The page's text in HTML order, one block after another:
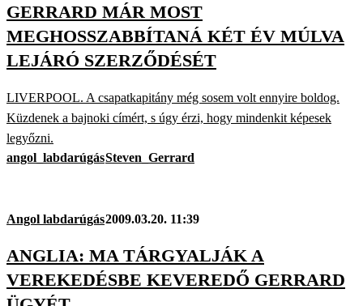
GERRARD MÁR MOST
MEGHOSSZABBÍTANÁ KÉT ÉV MÚLVA
LEJÁRÓ SZERZŐDÉSÉT
LIVERPOOL. A csapatkapitány még sosem volt ennyire boldog.
Küzdenek a bajnoki címért, s úgy érzi, hogy mindenkit képesek
legyőzni.
angol_labdarúgásSteven_Gerrard
Angol labdarúgás2009.03.20. 11:39
ANGLIA: MA TÁRGYALJÁK A
VEREKEDÉSBE KEVEREDŐ GERRARD